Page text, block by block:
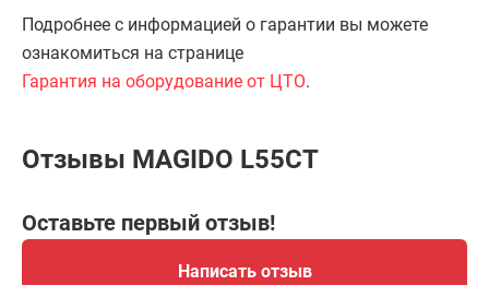
Подробнее с информацией о гарантии вы можете
ознакомиться на странице
Гарантия на оборудование от ЦТО.
Отзывы MAGIDO L55CT
Оставьте первый отзыв!
Написать отзыв